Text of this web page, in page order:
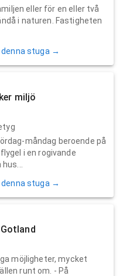
eller för en eller två
i naturen. Fastigheten
stuga →
miljö
måndag beroende på
i en rogivande
stuga →
möjligheter, mycket
runt om. - På